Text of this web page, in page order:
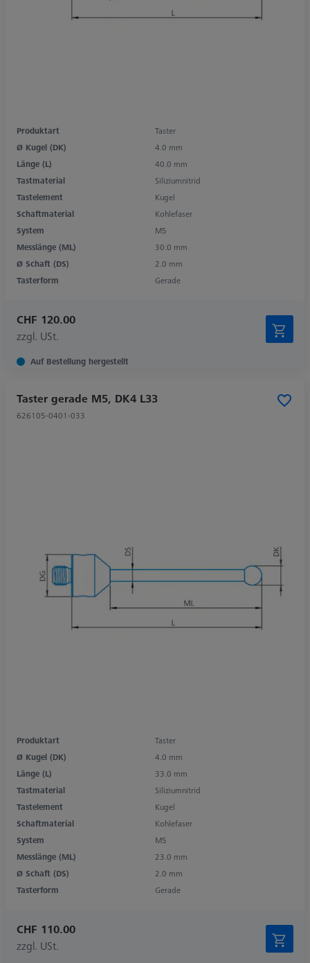
Produktart
Taster
Ø Kugel (DK)
4.0 mm
Länge (L)
40.0 mm
Tastmaterial
Siliziumnitrid
Tastelement
Kugel
Schaftmaterial
Kohlefaser
System
M5
Messlänge (ML)
30.0 mm
Ø Schaft (DS)
2.0 mm
Tasterform
Gerade
CHF 120.00
zzgl. USt.
Auf Bestellung hergestellt
Taster gerade M5, DK4 L33
626105-0401-033
Produktart
Taster
Ø Kugel (DK)
4.0 mm
Länge (L)
33.0 mm
Tastmaterial
Siliziumnitrid
Tastelement
Kugel
Schaftmaterial
Kohlefaser
System
M5
Messlänge (ML)
23.0 mm
Ø Schaft (DS)
2.0 mm
Tasterform
Gerade
CHF 110.00
zzgl. USt.